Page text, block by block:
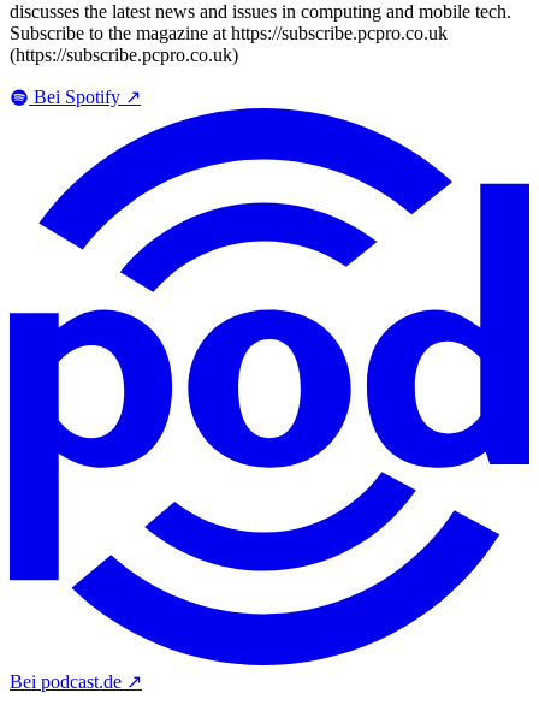
discusses the latest news and issues in computing and mobile tech.
Subscribe to the magazine at https://subscribe.pcpro.co.uk
(https://subscribe.pcpro.co.uk)
Bei Spotify ↗
Bei podcast.de ↗